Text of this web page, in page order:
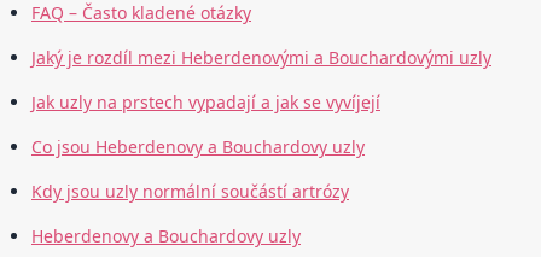
FAQ – Často kladené otázky
Jaký je rozdíl mezi Heberdenovými a Bouchardovými uzly
Jak uzly na prstech vypadají a jak se vyvíjejí
Co jsou Heberdenovy a Bouchardovy uzly
Kdy jsou uzly normální součástí artrózy
Heberdenovy a Bouchardovy uzly